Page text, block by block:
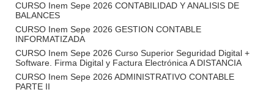
CURSO Inem Sepe 2026 CONTABILIDAD Y ANALISIS DE
BALANCES
CURSO Inem Sepe 2026 GESTION CONTABLE
INFORMATIZADA
CURSO Inem Sepe 2026 Curso Superior Seguridad Digital +
Software. Firma Digital y Factura Electrónica A DISTANCIA
CURSO Inem Sepe 2026 ADMINISTRATIVO CONTABLE
PARTE II